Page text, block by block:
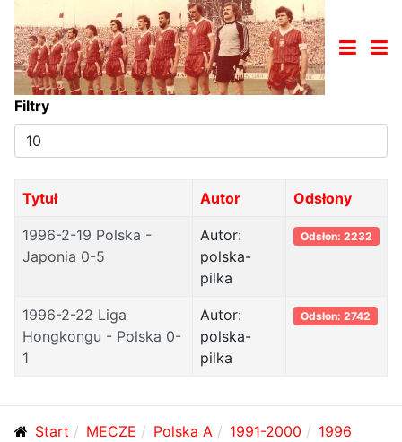
Filtry
Pokaż
#
Tytuł Autor Odsłony
1996-2-19 Polska -
Japonia 0-5
Autor:
polska-
pilka
Odsłon: 2232
1996-2-22 Liga
Hongkongu - Polska 0-
1
Autor:
polska-
pilka
Odsłon: 2742
Start MECZE Polska A 1991-2000 1996